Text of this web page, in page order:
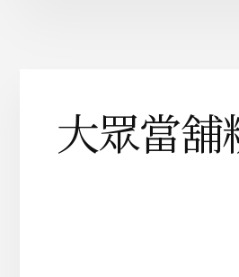
大眾當舖